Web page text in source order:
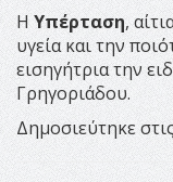
ΗΥπέρταση,
υγεία και την
εισηγήτρια την
Γρηγοριάδου.
Δημοσιεύτηκε